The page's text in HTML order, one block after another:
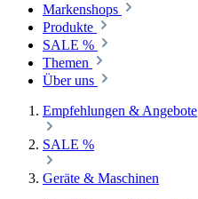
Markenshops
Produkte
SALE %
Themen
Über uns
Empfehlungen & Angebote
SALE %
Geräte & Maschinen